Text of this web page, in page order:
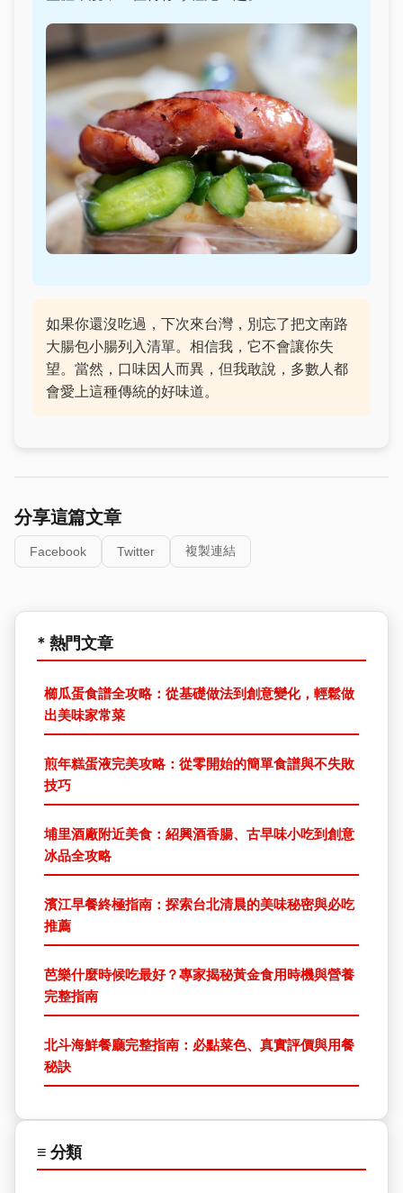
如果你還沒吃過，下次來台灣，別忘了把文南路
大腸包小腸列入清單。相信我，它不會讓你失
望。當然，口味因人而異，但我敢說，多數人都
會愛上這種傳統的好味道。
分享這篇文章
Facebook Twitter 複製連結
* 熱門文章
櫛瓜蛋食譜全攻略：從基礎做法到創意變化，輕鬆做
出美味家常菜
煎年糕蛋液完美攻略：從零開始的簡單食譜與不失敗
技巧
埔里酒廠附近美食：紹興酒香腸、古早味小吃到創意
冰品全攻略
濱江早餐終極指南：探索台北清晨的美味秘密與必吃
推薦
芭樂什麼時候吃最好？專家揭秘黃金食用時機與營養
完整指南
北斗海鮮餐廳完整指南：必點菜色、真實評價與用餐
秘訣
≡ 分類